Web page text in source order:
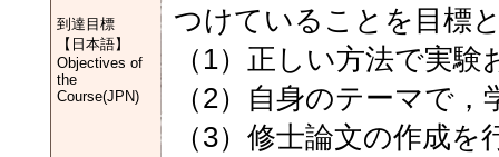
到達目標
【日本語】
Objectives of
the
Course(JPN)
つけていることを目標
（1）正しい方法で実
（2）自身のテーマで
（3）修士論文の作成を